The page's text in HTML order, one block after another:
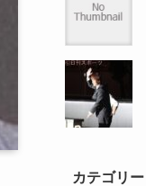
カテゴリー